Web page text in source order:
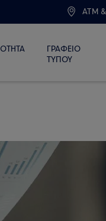
ATM
ΓΡΑΦΕΙΟ
ΤΥΠΟΥ